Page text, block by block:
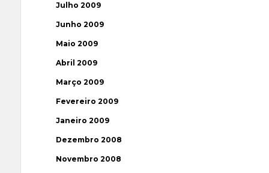
Julho 2009
Junho 2009
Maio 2009
Abril 2009
Março 2009
Fevereiro 2009
Janeiro 2009
Dezembro 2008
Novembro 2008